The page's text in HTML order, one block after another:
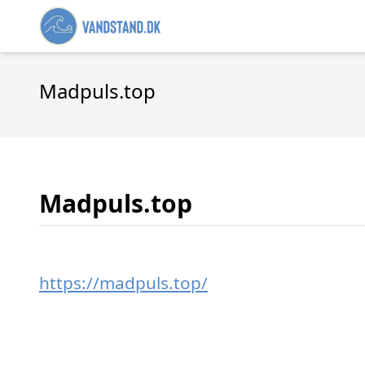
Madpuls.top
Madpuls.top
https://madpuls.top/